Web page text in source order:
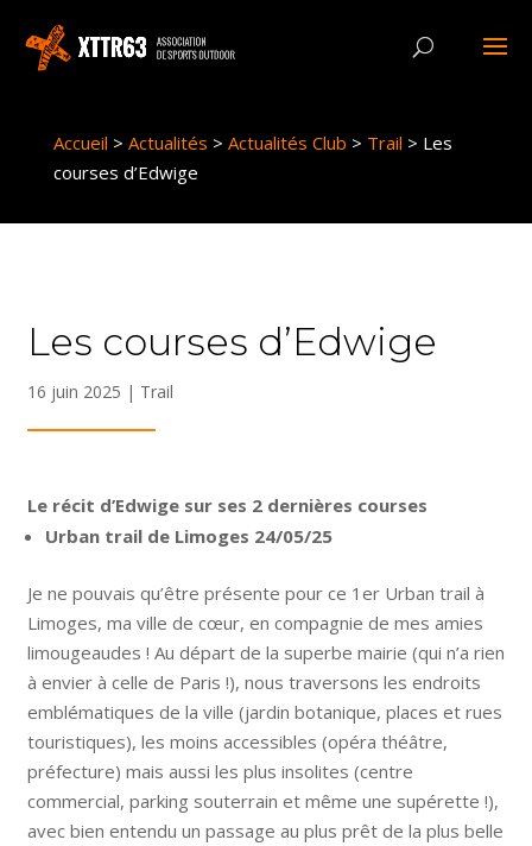
Accueil > Actualités > Actualités Club > Trail > Les
courses d’Edwige
Les courses d’Edwige
16 juin 2025 | Trail
Le récit d’Edwige sur ses 2 dernières courses
Urban trail de Limoges 24/05/25
Je ne pouvais qu’être présente pour ce 1er Urban trail à
Limoges, ma ville de cœur, en compagnie de mes amies
limougeaudes ! Au départ de la superbe mairie (qui n’a rien
à envier à celle de Paris !), nous traversons les endroits
emblématiques de la ville (jardin botanique, places et rues
touristiques), les moins accessibles (opéra théâtre,
préfecture) mais aussi les plus insolites (centre
commercial, parking souterrain et même une supérette !),
avec bien entendu un passage au plus prêt de la plus belle